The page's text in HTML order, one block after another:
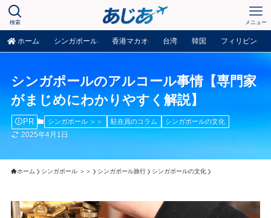
検索 メニュー
ホーム シンガポール 香港マカオ 台湾 韓国 フィリピン
シンガポールのアルコール事情【専門家
がまじめにわかりやすく解説】
PR シンガポール ＞＞ 駐在員のコラム シンガポールの文化
2025年4月1日
ホーム シンガポール ＞＞ シンガポール旅行 シンガポールの文化